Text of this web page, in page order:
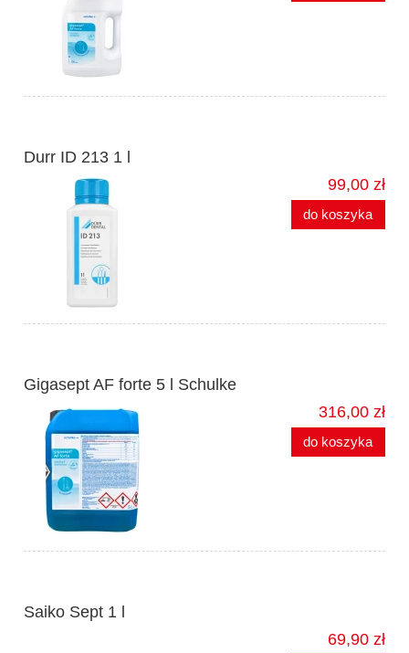
Durr ID 213 1 l
99,00 zł
do koszyka
Gigasept AF forte 5 l Schulke
316,00 zł
do koszyka
Saiko Sept 1 l
69,90 zł